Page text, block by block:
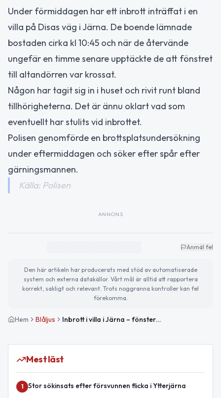
Under förmiddagen har ett inbrott inträffat i en
villa på Disas väg i Järna. De boende lämnade
bostaden cirka kl 10:45 och när de återvände
ungefär en timme senare upptäckte de att fönstret
till altandörren var krossat.
Någon har tagit sig in i huset och rivit runt bland
tillhörigheterna. Det är ännu oklart vad som
eventuellt har stulits vid inbrottet.
Polisen genomförde en brottsplatsundersökning
under eftermiddagen och söker efter spår efter
gärningsmannen.
Källa: Polisen
ANNONS
Anmäl fel
Den här artikeln har producerats med stöd av automatiserade
system och externa datakällor. Vårt mål är alltid att rapportera
korrekt, sakligt och relevant. Trots noggranna kontroller kan fel
förekomma.
Hem Blåljus Inbrott i villa i Järna – fönster krossat under frånvaro
Mest läst
1 Stor sökinsats efter försvunnen flicka i Ytterjärna